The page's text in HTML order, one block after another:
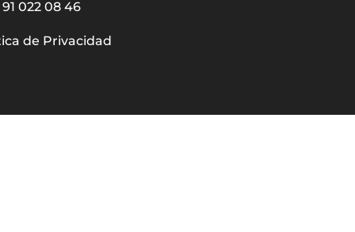
91 022 08 46
de Privacidad